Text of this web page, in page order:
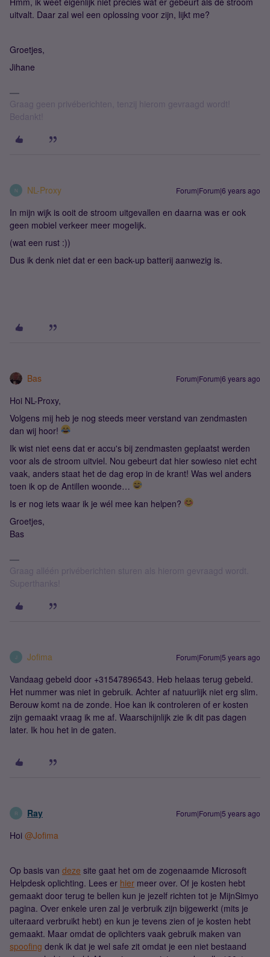
uitvalt. Daar zal wel een oplossing voor zijn, lijkt me?
Groetjes,
Jihane
Graag geen privéberichten, tenzij hierom gevraagd wordt!
Bedankt!
N NL-Proxy Forum|Forum|6 years ago
In mijn wijk is ooit de stroom uitgevallen en daarna was er ook
geen mobiel verkeer meer mogelijk.
(wat een rust :))
Dus ik denk niet dat er een back-up batterij aanwezig is.
Bas Forum|Forum|6 years ago
Hoi NL-Proxy,
Volgens mij heb je nog steeds meer verstand van zendmasten
dan wij hoor!
Ik wist niet eens dat er accu's bij zendmasten geplaatst werden
voor als de stroom uitviel. Nou gebeurt dat hier sowieso niet echt
vaak, anders staat het de dag erop in de krant! Was wel anders
toen ik op de Antillen woonde…
Is er nog iets waar ik je wél mee kan helpen?
Groetjes,
Bas
Graag alléén privéberichten sturen als hierom gevraagd wordt.
Superthanks!
J Jofima Forum|Forum|5 years ago
Vandaag gebeld door +31547896543. Heb helaas terug gebeld.
Het nummer was niet in gebruik. Achter af natuurlijk niet erg slim.
Berouw komt na de zonde. Hoe kan ik controleren of er kosten
zijn gemaakt vraag ik me af. Waarschijnlijk zie ik dit pas dagen
later. Ik hou het in de gaten.
R Ray Forum|Forum|5 years ago
Hoi @Jofima
Op basis van deze site gaat het om de zogenaamde Microsoft
Helpdesk oplichting. Lees er hier meer over. Of je kosten hebt
gemaakt door terug te bellen kun je jezelf richten tot je MijnSimyo
pagina. Over enkele uren zal je verbruik zijn bijgewerkt (mits je
uiteraard verbruikt hebt) en kun je tevens zien of je kosten hebt
gemaakt. Maar omdat de oplichters vaak gebruik maken van
spoofing denk ik dat je wel safe zit omdat je een niet bestaand